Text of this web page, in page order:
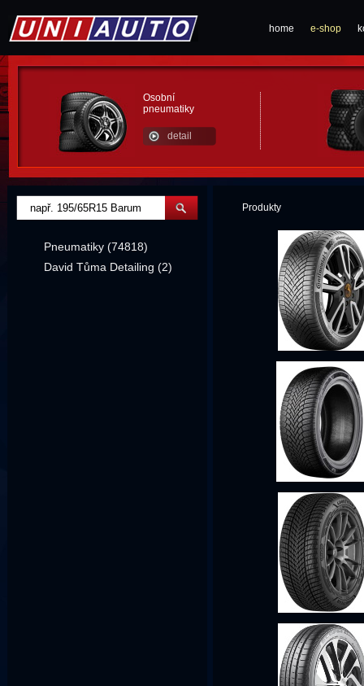
home e-shop
Osobní
pneumatiky
detail
Produkty
Pneumatiky (74818)
David Tůma Detailing (2)